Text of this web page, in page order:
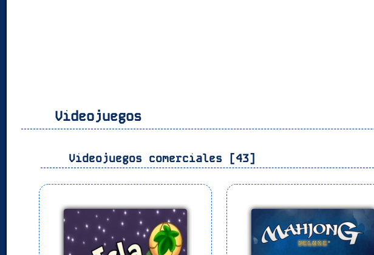
Videojuegos
Videojuegos comerciales [43]